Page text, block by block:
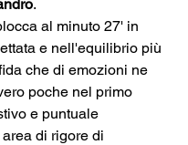
.
al minuto 27' in
e nell'equilibrio più
che di emozioni ne
poche nel primo
e puntuale
di rigore di